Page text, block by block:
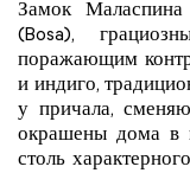
Замок Маласпина
(Bosa),
поражающим
и индиго,
у причала,
окрашены дома в
столь